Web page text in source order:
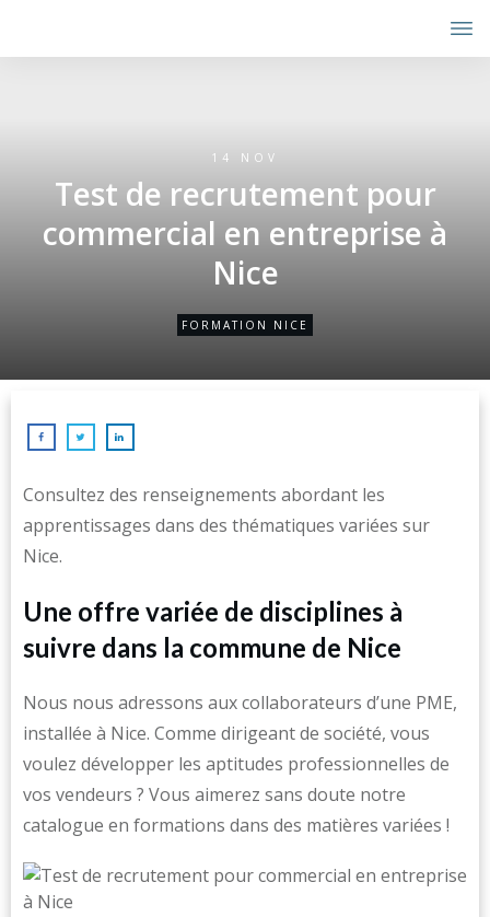
14 NOV
Test de recrutement pour
commercial en entreprise à
Nice
FORMATION NICE
Consultez des renseignements abordant les
apprentissages dans des thématiques variées sur
Nice.
Une offre variée de disciplines à
suivre dans la commune de Nice
Nous nous adressons aux collaborateurs d’une PME,
installée à Nice. Comme dirigeant de société, vous
voulez développer les aptitudes professionnelles de
vos vendeurs ? Vous aimerez sans doute notre
catalogue en formations dans des matières variées !